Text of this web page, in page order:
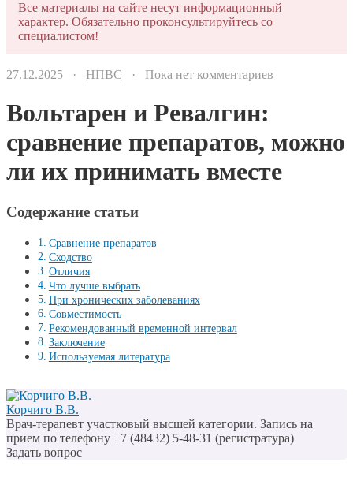
Все материалы на сайте несут информационный
характер. Обязательно проконсультируйтесь со
специалистом!
27.12.2025 · НПВС · Пока нет комментариев
Вольтарен и Ревалгин:
сравнение препаратов, можно
ли их принимать вместе
Содержание статьи
Сравнение препаратов
Сходство
Отличия
Что лучше выбрать
При хронических заболеваниях
Совместимость
Рекомендованный временной интервал
Заключение
Используемая литература
Корчиго В.В.
Врач-терапевт участковый высшей категории. Запись на
прием по телефону +7 (48432) 5-48-31 (регистратура)
Задать вопрос